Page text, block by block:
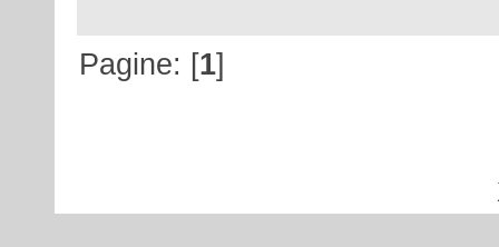
Pagine: [1]